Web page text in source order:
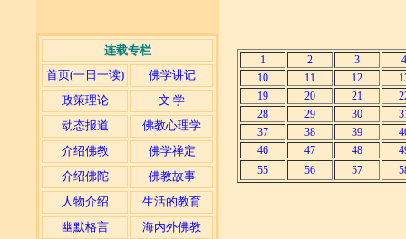
连载专栏
首页(一日一读)
佛学讲记
政策理论
文 学
动态报道
佛教心理学
介绍佛教
佛学禅定
介绍佛陀
佛教故事
人物介绍
生活的教育
幽默格言
海内外佛教
1 2 3
4
10
11 12
19
20 21
28
29 30
37
38 39
46
47 48
55
56 57